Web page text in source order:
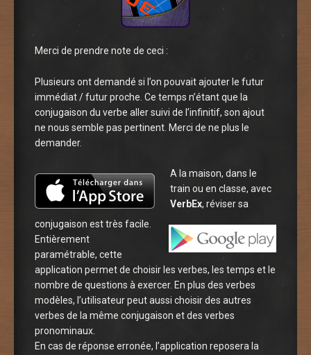
Merci de prendre note de ceci :
Plusieurs ont demandé si l’on pouvait ajouter le futur
immédiat / futur proche. Ce temps n’étant que la
conjugaison du verbe aller suivi de l’infinitif, son ajout
ne nous semble pas pertinent. Merci de ne plus le
demander.
A la maison, dans le
train ou en classe, avec
VerbEx, réviser sa
conjugaison est très facile.
Entièrement
paramétrable, cette
application permet de choisir les verbes, les temps et le
nombre de questions à exercer. En plus des verbes
modèles, l’utilisateur peut aussi choisir des autres
verbes de la même conjugaison et des verbes
pronominaux.
En cas de réponse erronée, l’application reposera la